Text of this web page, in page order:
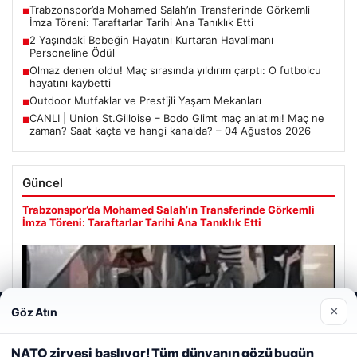
■Trabzonspor’da Mohamed Salah’ın Transferinde Görkemli
İmza Töreni: Taraftarlar Tarihi Ana Tanıklık Etti
■2 Yaşındaki Bebeğin Hayatını Kurtaran Havalimanı
Personeline Ödül
■Olmaz denen oldu! Maç sırasında yıldırım çarptı: O futbolcu
hayatını kaybetti
■Outdoor Mutfaklar ve Prestijli Yaşam Mekanları
■CANLI | Union St.Gilloise – Bodo Glimt maç anlatımı! Maç ne
zaman? Saat kaçta ve hangi kanalda? – 04 Ağustos 2026
Güncel
Trabzonspor’da Mohamed Salah’ın Transferinde Görkemli
İmza Töreni: Taraftarlar Tarihi Ana Tanıklık Etti
Web sitemizi nasıl kullandığınızı daha iyi anlayabilmek,
deneyiminizi kişiselleştirmek ve geliştirmek amacıyla çerezler
kullanıyoruz.
Çerez Politikamız
Göz Atın ×
NATO zirvesi başlıyor! Tüm dünyanın gözü bugün